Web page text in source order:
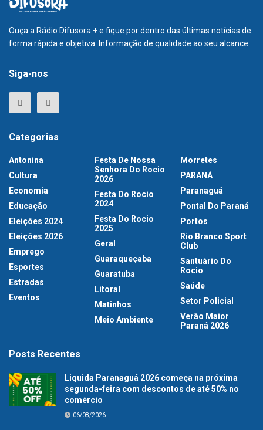
Ouça a Rádio Difusora + e fique por dentro das últimas notícias de
forma rápida e objetiva. Informação de qualidade ao seu alcance.
Siga-nos
Categorias
Antonina
Cultura
Economia
Educação
Eleições 2024
Eleições 2026
Emprego
Esportes
Estradas
Eventos
Festa De Nossa
Senhora Do Rocio
2026
Festa Do Rocio
2024
Festa Do Rocio
2025
Geral
Guaraqueçaba
Guaratuba
Litoral
Matinhos
Meio Ambiente
Morretes
PARANÁ
Paranaguá
Pontal Do Paraná
Portos
Rio Branco Sport
Club
Santuário Do
Rocio
Saúde
Setor Policial
Verão Maior
Paraná 2026
Posts Recentes
Liquida Paranaguá 2026 começa na próxima
segunda-feira com descontos de até 50% no
comércio
06/08/2026